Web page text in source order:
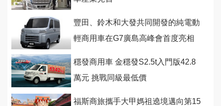
豐田、鈴木和大發共同開發的純電動
輕商用車在G7廣島高峰會首度亮相
穩發商用車 金穩發S2.5t入門版42.8
萬元 挑戰同級最低價
福斯商旅攜手大甲媽祖遶境邁向第15